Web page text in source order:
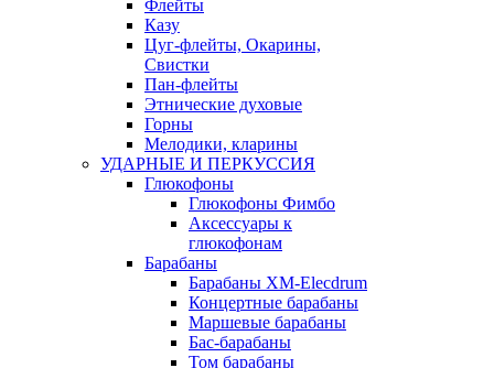
Флейты
Казу
Цуг-флейты, Окарины,
Свистки
Пан-флейты
Этнические духовые
Горны
Мелодики, кларины
УДАРНЫЕ И ПЕРКУССИЯ
Глюкофоны
Глюкофоны Фимбо
Аксессуары к
глюкофонам
Барабаны
Барабаны XM-Elecdrum
Концертные барабаны
Маршевые барабаны
Бас-барабаны
Том барабаны